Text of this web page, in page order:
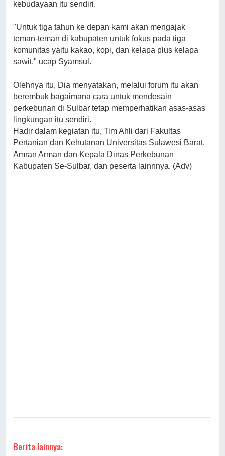
kebudayaan itu sendiri.
"Untuk tiga tahun ke depan kami akan mengajak
teman-teman di kabupaten untuk fokus pada tiga
komunitas yaitu kakao, kopi, dan kelapa plus kelapa
sawit," ucap Syamsul.
Olehnya itu, Dia menyatakan, melalui forum itu akan
berembuk bagaimana cara untuk mendesain
perkebunan di Sulbar tetap memperhatikan asas-asas
lingkungan itu sendiri.
Hadir dalam kegiatan itu, Tim Ahli dari Fakultas
Pertanian dan Kehutanan Universitas Sulawesi Barat,
Amran Arman dan Kepala Dinas Perkebunan
Kabupaten Se-Sulbar, dan peserta lainnnya. (Adv)
Berita lainnya: